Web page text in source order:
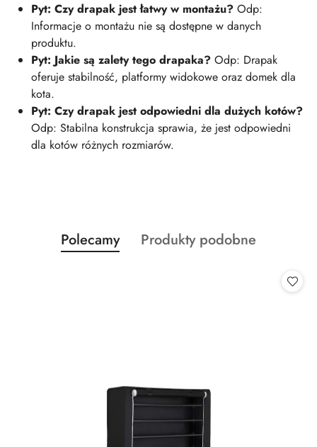
Pyt: Czy drapak jest łatwy w montażu? Odp:
Informacje o montażu nie są dostępne w danych
produktu.
Pyt: Jakie są zalety tego drapaka? Odp: Drapak
oferuje stabilność, platformy widokowe oraz domek dla
kota.
Pyt: Czy drapak jest odpowiedni dla dużych kotów?
Odp: Stabilna konstrukcja sprawia, że jest odpowiedni
dla kotów różnych rozmiarów.
Pomiń karuzelę produktów
Produkty
o
Polecamy
Produkty
Produkty podobne